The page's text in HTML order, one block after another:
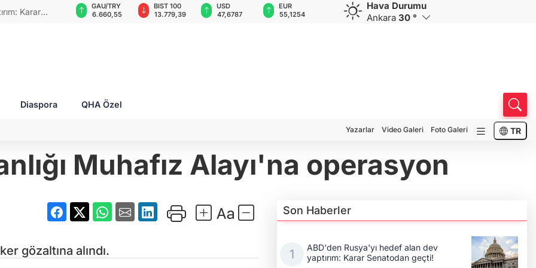
6.660,55
BIST 100
13.779,39
USD
47,6787
EUR
55,1254
GBP
64,3468
CHF
59,0083
CAD
34,1883
Hava Durumu
Ankara 30 °
Diaspora QHA Özel
Yazarlar Video Galeri Foto Galeri TR
Muhafız Alayı'na operasyon
gözaltına alındı.
Son Haberler
ABD'den Rusya'yı hedef alan dev
yaptırım: Karar Senatodan geçti!